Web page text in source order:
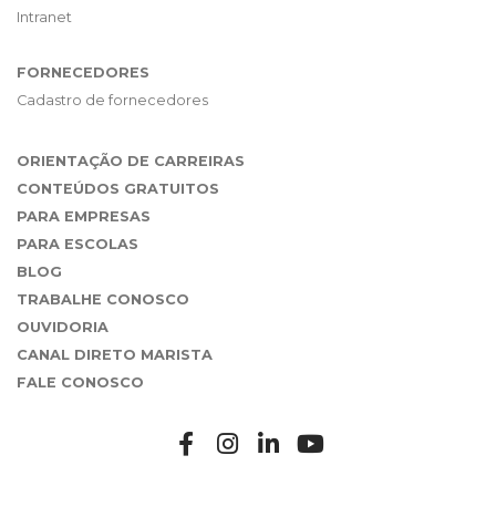
Intranet
FORNECEDORES
Cadastro de fornecedores
ORIENTAÇÃO DE CARREIRAS
CONTEÚDOS GRATUITOS
PARA EMPRESAS
PARA ESCOLAS
BLOG
TRABALHE CONOSCO
OUVIDORIA
CANAL DIRETO MARISTA
FALE CONOSCO